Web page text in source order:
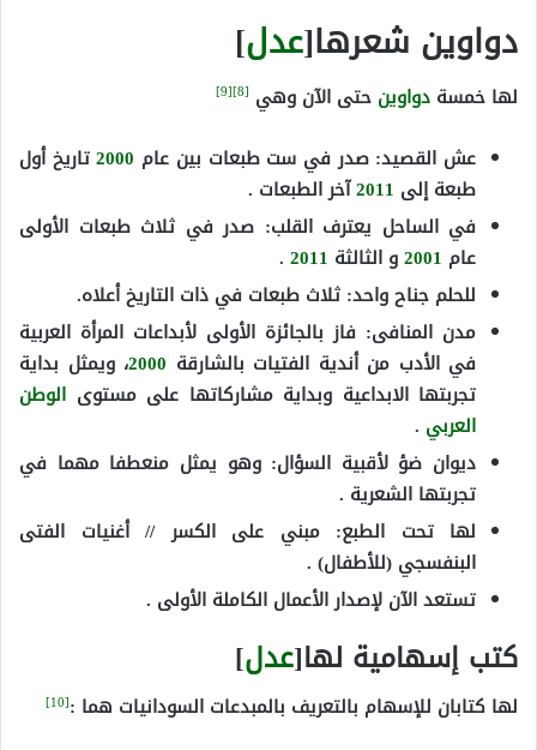
دواوين شعرها[عدل]
لها خمسة دواوين حتى الآن وهي [8]
[9]
عش القصيد: صدر في ست طبعات بين عام 2000تاريخ أول
طبعة إلى 2011آخر الطبعات .
في الساحل يعترف القلب: صدر في ثلاث طبعات الأولى
عام 2001و الثالثة 2011
.
للحلم جناح واحد: ثلاث طبعات في ذات التاريخ أعلاه.
مدن المنافى: فاز بالجائزة الأولى لأبداعات المرأة العربية
في الأدب من أندية الفتيات بالشارقة 2000، ويمثل بداية
تجربتها الابداعية وبداية مشاركاتها على مستوى الوطن
العربي .
ديوان ضؤ لأقبية السؤال: وهو يمثل منعطفا مهما في
تجربتها الشعرية .
لها تحت الطبع: مبني على الكسر // أغنيات الفتى
البنفسجي (للأطفال) .
تستعد الآن لإصدار الأعمال الكاملة الأولى .
كتب إسهامية لها[عدل]
لها كتابان للإسهام بالتعريف بالمبدعات السودانيات هما :[10]